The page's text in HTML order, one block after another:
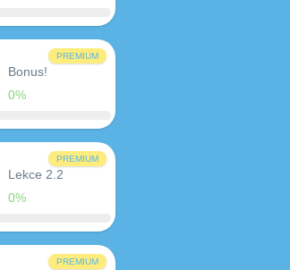
PREMIUM
Bonus!
0%
PREMIUM
Lekce 2.2
0%
PREMIUM